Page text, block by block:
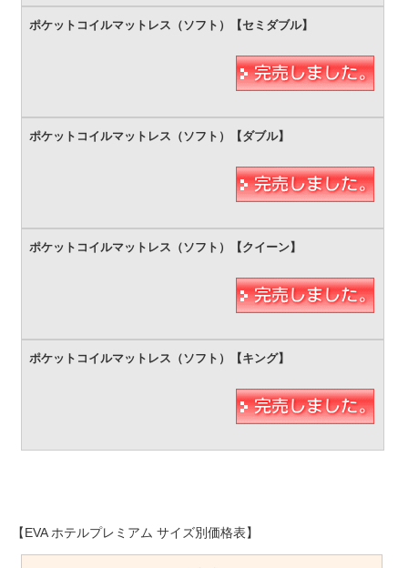
【EVA ホテルプレミアム サイズ別価格表】